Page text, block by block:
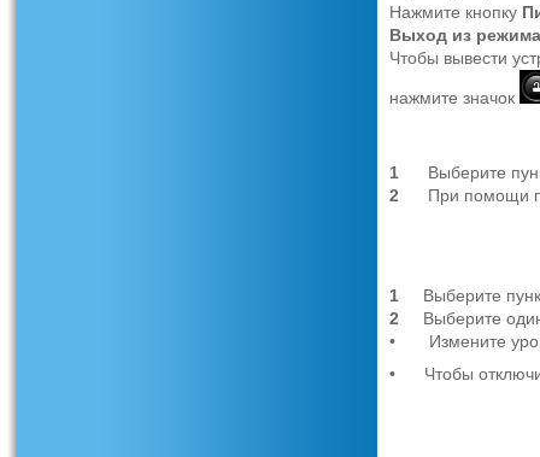
Нажмите кнопку
Выход из
Чтобы вывести
нажмите значок
1
Выберите
2
При помощи
1
Выберите
2
Выберите
•
Измените
•
Чтобы